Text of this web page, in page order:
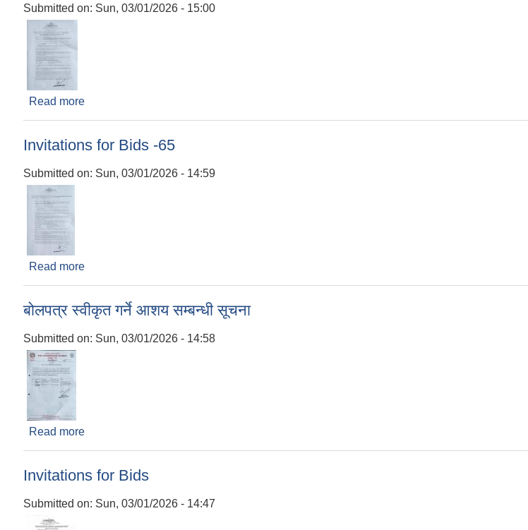
Submitted on: Sun, 03/01/2026 - 15:00
Read more
Invitations for Bids -65
Submitted on: Sun, 03/01/2026 - 14:59
Read more
बोलपत्र स्वीकृत गर्ने आशय सम्बन्धी सूचना
Submitted on: Sun, 03/01/2026 - 14:58
Read more
Invitations for Bids
Submitted on: Sun, 03/01/2026 - 14:47